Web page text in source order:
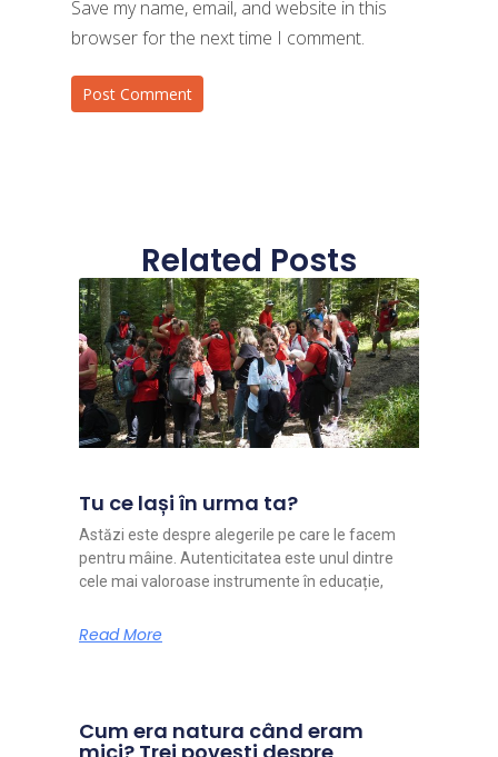
Save my name, email, and website in this
browser for the next time I comment.
Related Posts
Tu ce lași în urma ta?
Astăzi este despre alegerile pe care le facem
pentru mâine. Autenticitatea este unul dintre
cele mai valoroase instrumente în educație,
Read More
Cum era natura când eram